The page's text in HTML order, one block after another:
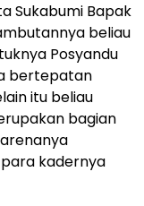
Sukabumi Bapak
beliau
Posyandu
bertepatan
itu beliau
bagian
kadernya